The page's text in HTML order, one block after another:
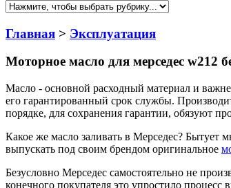
Главная > Эксплуатация
Моторное масло для мерседес w212
Масло - основной расходный материал и
его гарантированный срок службы.
порядке, для сохранения гарантии, обязуют
Какое же масло заливать в Мерседес? Бытует
выпускать под своим брендом оригинальное
Безусловно Мерседес самостоятельно не
конечного покупателя это упростило